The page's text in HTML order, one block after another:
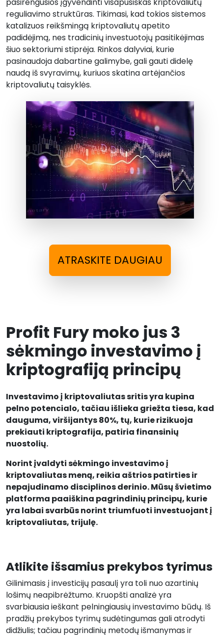
pasirengusios įgyvendinti visapusiškas kriptovaliutų
reguliavimo struktūras. Tikimasi, kad tokios sistemos
katalizuos reikšmingą kriptovaliutų apetito
padidėjimą, nes tradicinių investuotojų pasitikėjimas
šiuo sektoriumi stiprėja. Rinkos dalyviai, kurie
pasinaudoja dabartine galimybe, gali gauti didelę
naudą iš svyravimų, kuriuos skatina artėjančios
kriptovaliutų taisyklės.
ATRASKITE DAUGIAU
Profit Fury moko jus 3
sėkmingo investavimo į
kriptografiją principų
Investavimo į kriptovaliutas sritis yra kupina
pelno potencialo, tačiau išlieka griežta tiesa, kad
dauguma, viršijantys 80%, tų, kurie rizikuoja
prekiauti kriptografija, patiria finansinių
nuostolių.
Norint įvaldyti sėkmingo investavimo į
kriptovaliutas meną, reikia aštrios patirties ir
nepajudinamo disciplinos derinio. Mūsų švietimo
platforma paaiškina pagrindinių principų, kurie
yra labai svarbūs norint triumfuoti investuojant į
kriptovaliutas, trijulę.
Atlikite išsamius prekybos tyrimus
Gilinimasis į investicijų pasaulį yra toli nuo azartinių
lošimų neapibrėžtumo. Kruopšti analizė yra
svarbiausia ieškant pelningiausių investavimo būdų. Iš
pradžių prekybos tyrimų sudėtingumas gali atrodyti
didžiulis; tačiau pagrindinių metodų išmanymas ir